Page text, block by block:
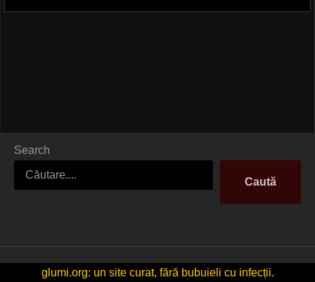
Search
Caută
glumi.org: un site curat, fără bubuieli cu infecții.